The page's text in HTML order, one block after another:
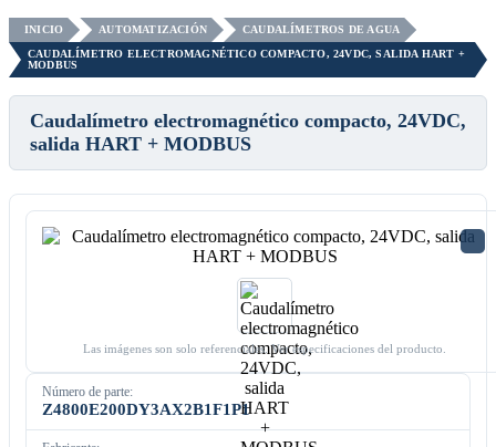
INICIO AUTOMATIZACIÓN
CAUDALÍMETROS DE AGUA
CAUDALÍMETRO ELECTROMAGNÉTICO COMPACTO, 24VDC, SALIDA HART +
MODBUS
Caudalímetro electromagnético compacto, 24VDC,
salida HART + MODBUS
Las imágenes son solo referenciales. Ver especificaciones del producto.
Número de parte:
Z4800E200DY3AX2B1F1P1